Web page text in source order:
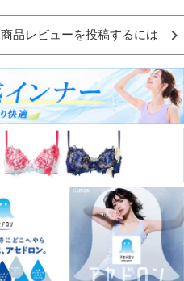
商品レビューを投稿するには